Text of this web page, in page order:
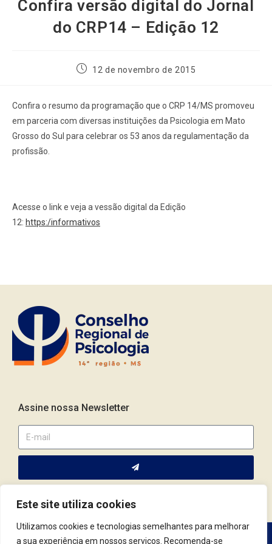
Este site utiliza cookies
Utilizamos cookies e tecnologias semelhantes para melhorar
a sua experiência em nossos serviços. Recomenda-se
Confira versão digital do Jornal
do CRP14 – Edição 12
12 de novembro de 2015
Confira o resumo da programação que o CRP 14/MS promoveu
em parceria com diversas instituições da Psicologia em Mato
Grosso do Sul para celebrar os 53 anos da regulamentação da
profissão.
Acesse o link e veja a vessão digital da Edição
12: https:/informativos
Assine nossa Newsletter